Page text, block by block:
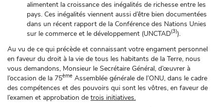
alimentent la croissance des inégalités de richesse entre les
pays. Ces inégalités viennent aussi d’être bien documentées
dans un récent rapport de la Conférence des Nations Unies
sur le commerce et le développement (UNCTAD(3)).
Au vu de ce qui précède et connaissant votre engament personnel
en faveur du droit à la vie de tous les habitants de la Terre, nous
vous demandons, Monsieur le Secrétaire Général, d’œuvrer à
l’occasion de la 75ème Assemblée générale de l’ONU, dans le cadre
des compétences et des pouvoirs qui sont les vôtres, en faveur de
l’examen et approbation de trois initiatives.